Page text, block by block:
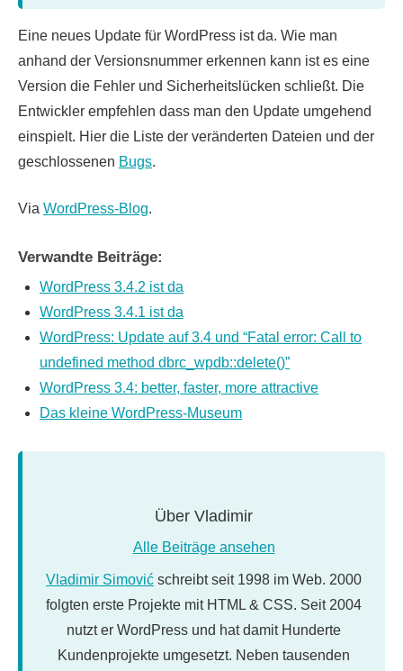
Eine neues Update für WordPress ist da. Wie man
anhand der Versionsnummer erkennen kann ist es eine
Version die Fehler und Sicherheitslücken schließt. Die
Entwickler empfehlen dass man den Update umgehend
einspielt. Hier die Liste der veränderten Dateien und der
geschlossenen Bugs.
Via WordPress-Blog.
Verwandte Beiträge:
WordPress 3.4.2 ist da
WordPress 3.4.1 ist da
WordPress: Update auf 3.4 und “Fatal error: Call to
undefined method dbrc_wpdb::delete()”
WordPress 3.4: better, faster, more attractive
Das kleine WordPress-Museum
Über Vladimir
Alle Beiträge ansehen
Vladimir Simović schreibt seit 1998 im Web. 2000
folgten erste Projekte mit HTML & CSS. Seit 2004
nutzt er WordPress und hat damit Hunderte
Kundenprojekte umgesetzt. Neben tausenden